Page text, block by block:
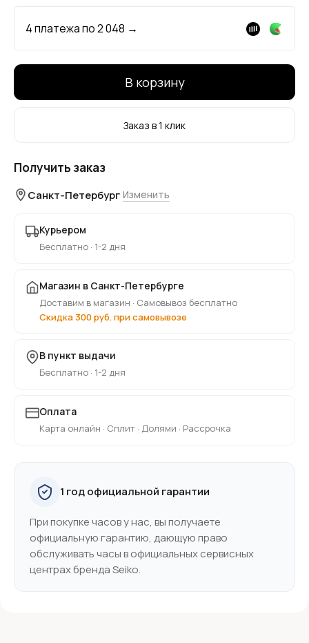
4 платежа по2 048 →
В корзину
Заказ в 1 клик
Получить заказ
Санкт-Петербург Изменить
Курьером
Бесплатно · 1-2 дня
Магазин в Санкт-Петербурге
Доставим в магазин · Самовывоз бесплатно
Скидка 300 руб. при самовывозе
В пункт выдачи
Бесплатно · 1-2 дня
Оплата
Карта онлайн · Сплит · Долями · Рассрочка
1 год официальной гарантии
При покупке часов у нас, вы получаете
официальную гарантию, дающую право
обслуживать часы в официальных сервисных
центрах бренда Seiko.